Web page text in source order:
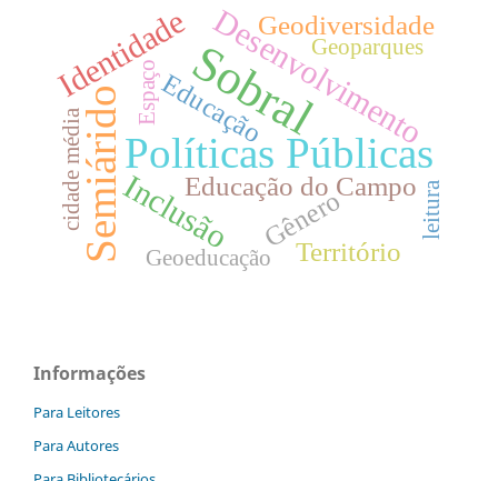
Sobral
Políticas Públicas
SemiáridoInclusão
Desenvolvimento
Identidade
Educação do Campo
Educação
Geodiversidade
Gênero
Território
Geoeducação
Geoparques
leitura
Espaço
cidade média
Informações
Para Leitores
Para Autores